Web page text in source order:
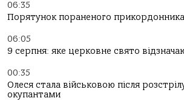
06:35
Порятунок пораненого
06:05
9 серпня: яке церковне свято
00:35
Олеся стала військовою після
окупантами